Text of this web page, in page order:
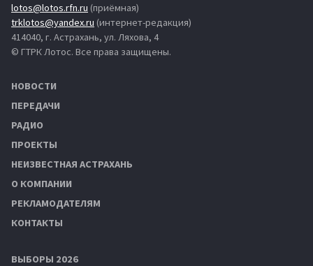
lotos@lotos.rfn.ru (приёмная)
trklotos@yandex.ru (интернет-редакция)
414040, г. Астрахань, ул. Ляхова, 4
© ГТРК Лотос. Все права защищены.
НОВОСТИ
ПЕРЕДАЧИ
РАДИО
ПРОЕКТЫ
НЕИЗВЕСТНАЯ АСТРАХАНЬ
О КОМПАНИИ
РЕКЛАМОДАТЕЛЯМ
КОНТАКТЫ
ВЫБОРЫ 2026